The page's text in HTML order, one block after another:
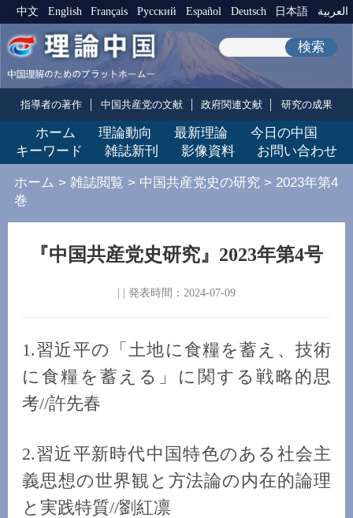
中文 English Français Pусский Español Deutsch 日本語 العربية
検索
指導者の著作 中国共産党の文献 政府関連文献 研究の成果
ホーム 理論動向 最新理論
今日の中国
キーワード
雑誌新刊 影像資料 お問い合わせ
ホーム > 雑誌閲覧 > 中国共産党史の研究 > 2023年第4
巻
『中国共産党史研究』2023年第4号
| | 発表時間：2024-07-09
1.習近平の「土地に食糧を蓄え、技術
に食糧を蓄える」に関する戦略的思
考//許先春
2.習近平新時代中国特色のある社会主
義思想の世界観と方法論の内在的論理
と実践特質//劉紅凛